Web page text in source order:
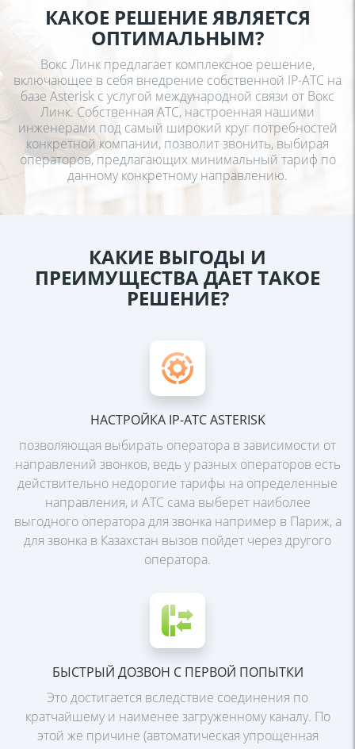
КАКОЕ РЕШЕНИЕ ЯВЛЯЕТСЯ
ОПТИМАЛЬНЫМ?
Вокс Линк предлагает комплексное решение,
включающее в себя внедрение собственной IP-АТС на
базе Asterisk c услугой международной связи от Вокс
Линк. Собственная АТС, настроенная нашими
инженерами под самый широкий кругпотребностей
конкретной компании, позволит звонить, выбирая
операторов, предлагающих минимальный тариф по
данному конкретному направлению.
КАКИЕ ВЫГОДЫ И
ПРЕИМУЩЕСТВА ДАЕТ ТАКОЕ
РЕШЕНИЕ?
НАСТРОЙКА IP-АТС ASTERISK
позволяющая выбирать оператора в зависимости от
направлений звонков, ведь у разных операторов есть
действительно недорогие тарифы на определенные
направления, и АТС сама выберет наиболее
выгодногооператора для звонка например в Париж, а
для звонка в Казахстан вызов пойдет через другого
оператора.
БЫСТРЫЙ ДОЗВОН С ПЕРВОЙ ПОПЫТКИ
Это достигается вследствие соединения по
кратчайшему и наименее загруженному каналу. По
этой же причине (автоматическая упрощенная